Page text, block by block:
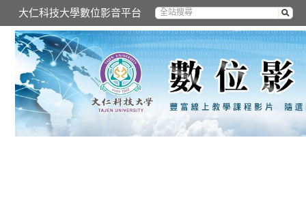
大仁科技大學數位影音平台